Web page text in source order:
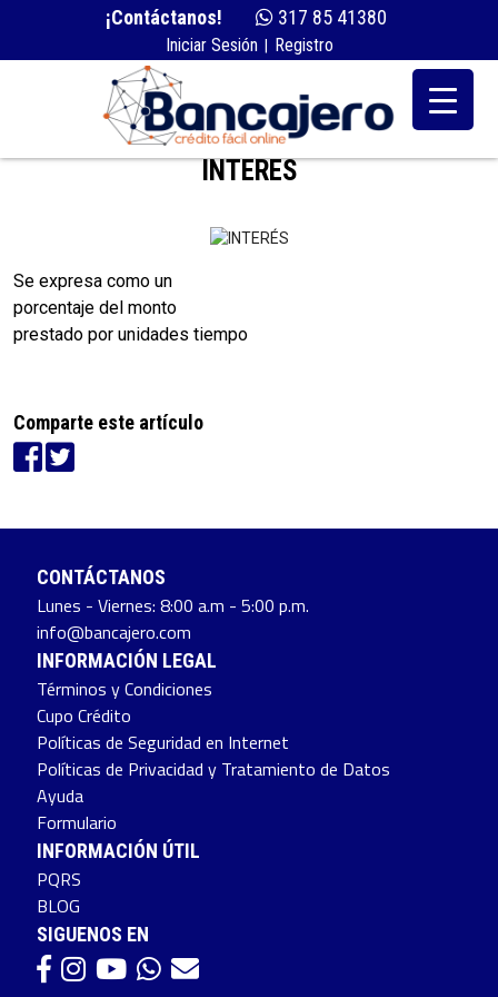
¡Contáctanos! 317 85 41380
Iniciar Sesión Registro
INTERÉS
Se expresa como un
porcentaje del monto
prestado por unidades tiempo
Comparte este artículo
CONTÁCTANOS
Lunes - Viernes: 8:00 a.m - 5:00 p.m.
info@bancajero.com
INFORMACIÓN LEGAL
Términos y Condiciones
Cupo Crédito
Políticas de Seguridad en Internet
Políticas de Privacidad y Tratamiento de Datos
Ayuda
Formulario
INFORMACIÓN ÚTIL
PQRS
BLOG
SIGUENOS EN